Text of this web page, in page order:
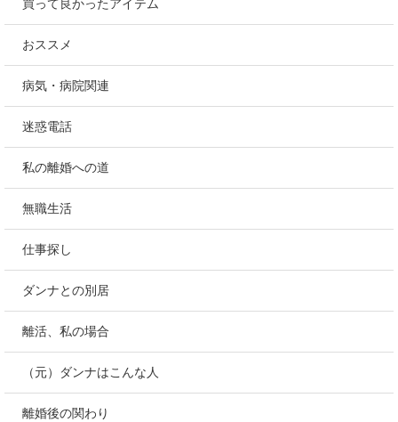
買って良かったアイテム
おススメ
病気・病院関連
迷惑電話
私の離婚への道
無職生活
仕事探し
ダンナとの別居
離活、私の場合
（元）ダンナはこんな人
離婚後の関わり